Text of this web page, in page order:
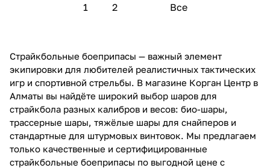
1 2 Все
Страйкбольные боеприпасы — важный элемент
экипировки для любителей реалистичных тактических
игр и спортивной стрельбы. В магазине Корган Центр в
Алматы вы найдёте широкий выбор шаров для
страйкбола разных калибров и весов: био-шары,
трассерные шары, тяжёлые шары для снайперов и
стандартные для штурмовых винтовок. Мы предлагаем
только качественные и сертифицированные
страйкбольные боеприпасы по выгодной цене с